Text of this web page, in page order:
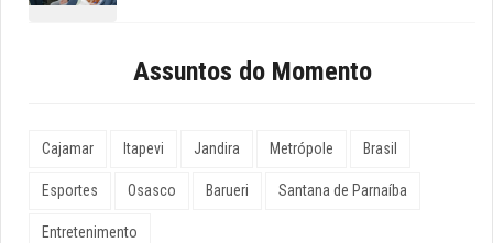
Assuntos do Momento
Cajamar Itapevi Jandira Metrópole Brasil
Esportes Osasco Barueri Santana de Parnaíba
Entretenimento